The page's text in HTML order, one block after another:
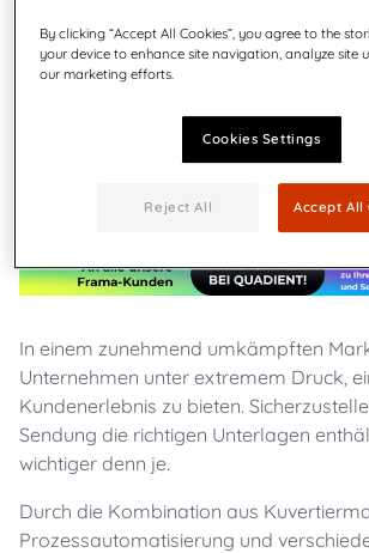
In einem zunehmend umkämpften
Unternehmen unter extremem Druck,
Kundenerlebnis zu bieten.
Sendung die richtigen Unterlagen
wichtiger denn je.
Durch die Kombination aus
Prozessautomatisierung und
By clicking “Accept All Cookies”, you agree to the
your device to enhance site navigation, analyze site
our marketing efforts.
Cookies Settings
Reject All Accept All